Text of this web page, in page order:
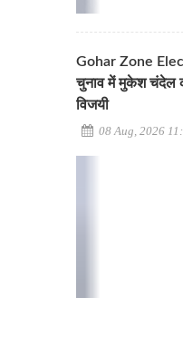
Gohar Zone
चुनाव में मुकेश चंदेल
विजयी
08 Aug, 2026